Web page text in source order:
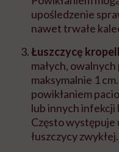
upośledzenie
nawet trwałe
Łuszczycę
małych,
maksymalnie 1
powikłaniem
lub innych
Często występuje
łuszczycy zwykłej.